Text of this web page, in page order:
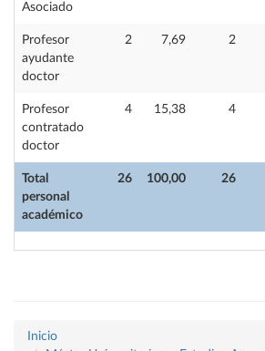
Total
personal
académico
26 100,00 26
Asociado
Profesor
ayudante
doctor
2 7,69 2
Profesor
contratado
doctor
4 15,38 4
Inicio